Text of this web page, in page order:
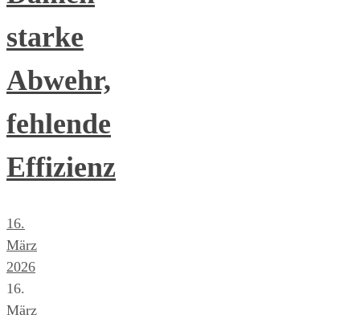
starke
Abwehr,
fehlende
Effizienz
16.
März
2026
16.
März